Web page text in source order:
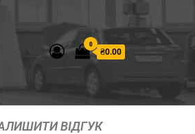
0
₴0.00
ВІДГУК